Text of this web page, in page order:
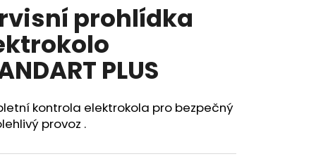
prohlídka
PLUS
kontrola elektrokola pro bezpečný
provoz .